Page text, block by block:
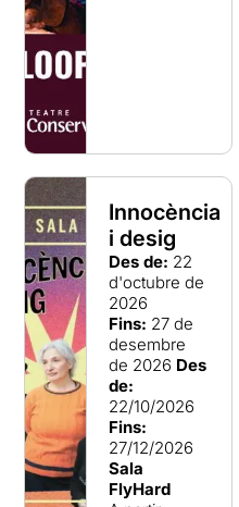
Innocència
i desig
Des de: 22
d'octubre de
2026
Fins: 27 de
desembre
de 2026 Des
de:
22/10/2026
Fins:
27/12/2026
Sala
FlyHard